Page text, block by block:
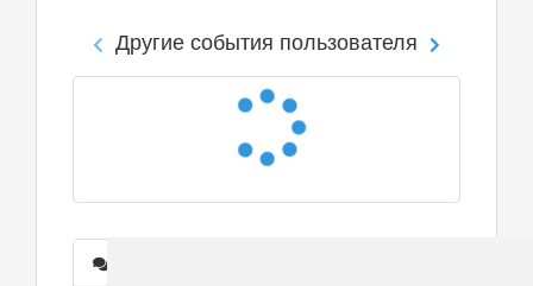
Другие события пользователя